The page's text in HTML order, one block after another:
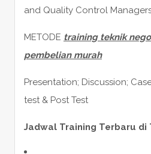
and Quality Control
METODE training teknik
pembelian murah
Presentation; Discussion;
test & Post Test
Jadwal Training Terbaru di